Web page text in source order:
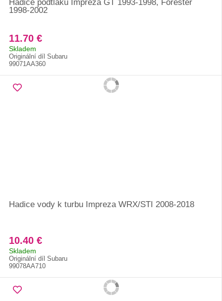
Hadice podtlaku Impreza GT 1993-1998, Forester
1998-2002
11.70 €
Skladem
Originální díl Subaru
99071AA360
Hadice vody k turbu Impreza WRX/STI 2008-2018
10.40 €
Skladem
Originální díl Subaru
99078AA710